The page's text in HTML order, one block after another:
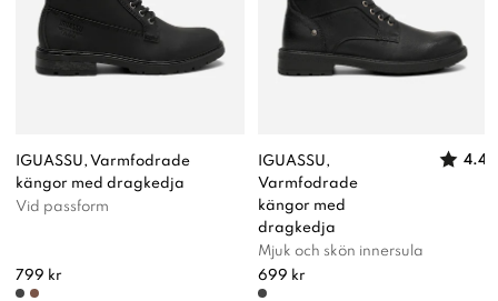
IGUASSU, Varmfodrade
kängor med dragkedja
Vid passform
799 kr
IGUASSU,
Varmfodrade
kängor med
dragkedja
4.4
Mjuk och skön innersula
699 kr